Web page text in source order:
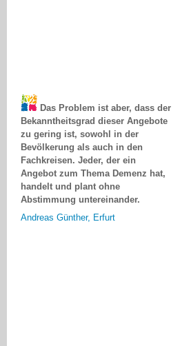
Bekanntheitsgrad dieser Angebote
zu gering ist, sowohl in der
Bevölkerung als auch in den
Fachkreisen. Jeder, der ein
Angebot zum Thema Demenz hat,
handelt und plant ohne
Abstimmung untereinander.
Andreas Günther, Erfurt